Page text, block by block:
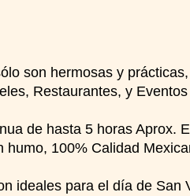
son hermosas y
Restaurantes, y
de hasta 5 horas Aprox.
humo, 100% Calidad
ideales para el día de San